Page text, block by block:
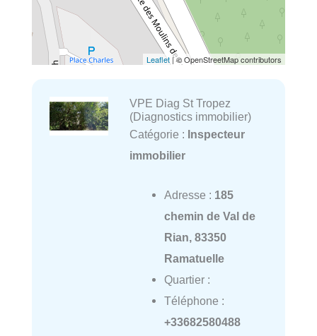
Leaflet | © OpenStreetMap contributors
VPE Diag St Tropez
(Diagnostics immobilier)
Catégorie : Inspecteur
immobilier
Adresse : 185
chemin de Val de
Rian, 83350
Ramatuelle
Quartier :
Téléphone :
+33682580488